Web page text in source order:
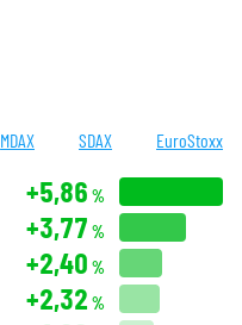
MDAX SDAX EuroStoxx
+5,86 %
+3,77 %
+2,40 %
+2,32 %